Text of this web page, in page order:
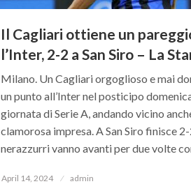
Il Cagliari ottiene un
l’Inter, 2-2 a San Siro – La
Milano. Un Cagliari orgoglioso e mai
un punto all’Inter nel posticipo
giornata di Serie A, andando vicino
clamorosa impresa. A San Siro finisce
nerazzurri vanno avanti per due volte
Posted
April 14, 2024 admin